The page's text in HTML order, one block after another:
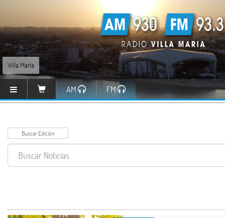
Villa María
AM FM